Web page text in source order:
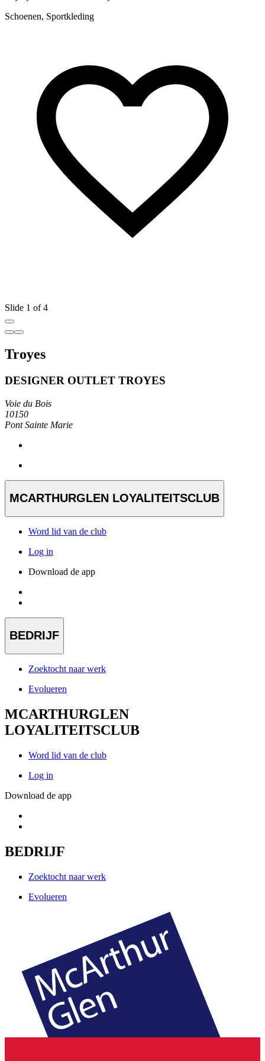
Schoenen, Sportkleding
Slide 1 of 4
Troyes
DESIGNER OUTLET TROYES
Voie du Bois
10150
Pont Sainte Marie
MCARTHURGLEN LOYALITEITSCLUB
Word lid van de club
Log in
Download de app
BEDRIJF
Zoektocht naar werk
Evolueren
MCARTHURGLEN
LOYALITEITSCLUB
Word lid van de club
Log in
Download de app
BEDRIJF
Zoektocht naar werk
Evolueren